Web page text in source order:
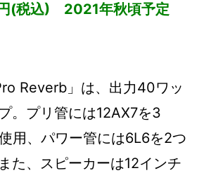
(税込) 2021年秋頃予定
Reverb」は、出力40ワッ
。プリ管には12AX7を3
用、パワー管には6L6を2つ
た、スピーカーは12インチ